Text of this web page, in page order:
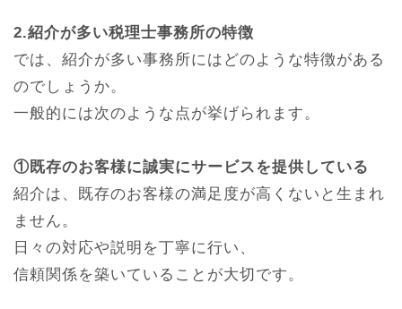
2.紹介が多い税理士事務所の特徴
では、紹介が多い事務所にはどのような特徴がある
のでしょうか。
一般的には次のような点が挙げられます。
①既存のお客様に誠実にサービスを提供している
紹介は、既存のお客様の満足度が高くないと生まれ
ません。
日々の対応や説明を丁寧に行い、
信頼関係を築いていることが大切です。